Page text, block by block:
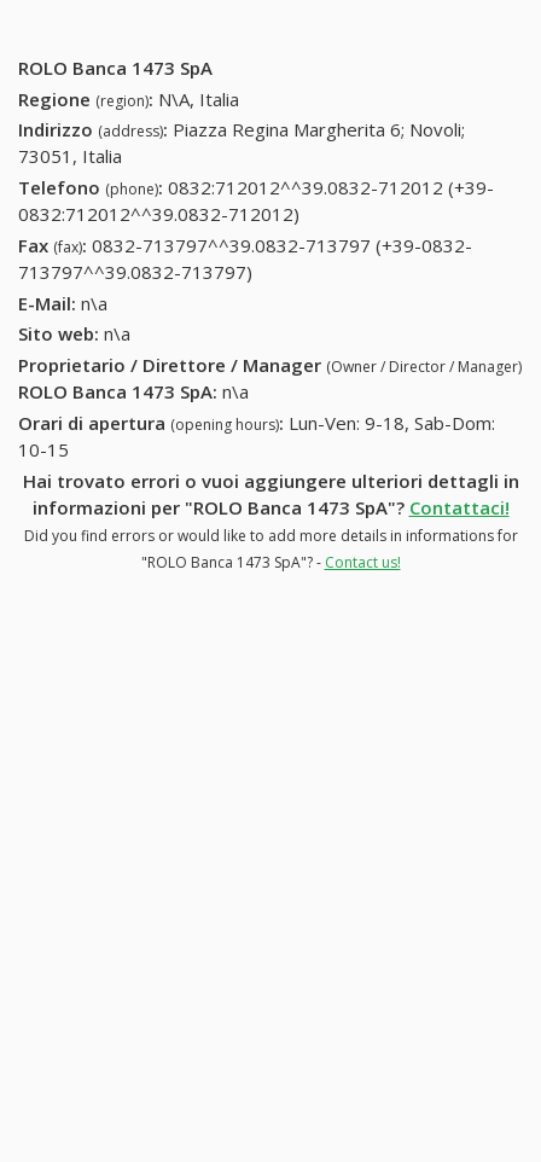
ROLO Banca 1473 SpA
Regione (region): N\A, Italia
Indirizzo (address): Piazza Regina Margherita 6; Novoli;
73051, Italia
Telefono (phone): 0832:712012^^39.0832-712012 (+39-
0832:712012^^39.0832-712012)
712012 (+39-
Fax (fax): 0832-713797^^39.0832-713797 (+39-0832-
713797^^39.0832-713797)
E-Mail: n\a
Sito web: n\a
Proprietario / Direttore / Manager (Owner / Director / Manager)
ROLO Banca 1473 SpA: n\a
Orari di apertura (opening hours): Lun-Ven: 9-18, Sab-Dom:
10-15
Hai trovato errori o vuoi aggiungere ulteriori dettagli in
informazioni per "ROLO Banca 1473 SpA"? Contattaci!
Did you find errors or would like to add more details in informations for
"ROLO Banca 1473 SpA"? - Contact us!